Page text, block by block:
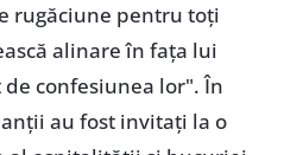
rugăciune pentru toți
alinare în fața lui
confesiunea lor". În
au fost invitați la o